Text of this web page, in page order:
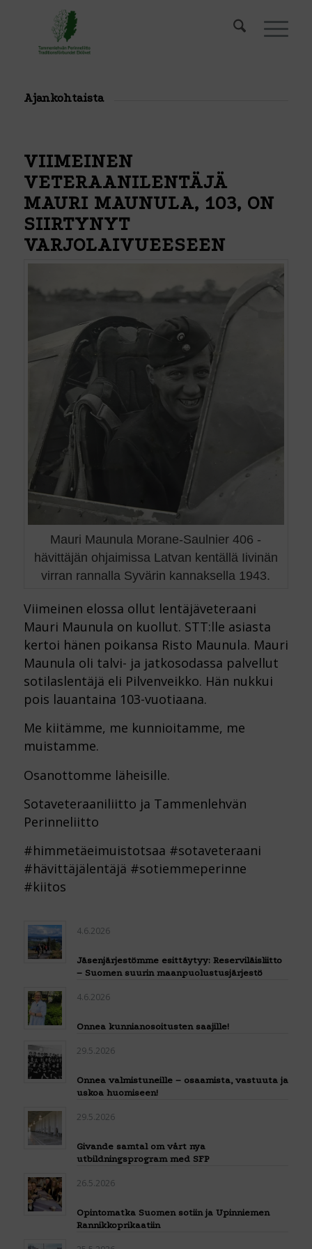
Ajankohtaista
VIIMEINEN
VETERAANILENTÄJÄ
MAURI MAUNULA, 103, ON
SIIRTYNYT
VARJOLAIVUEESEEN
Mauri Maunula Morane-Saulnier 406 -
hävittäjän ohjaimissa Latvan kentällä Iivinän
virran rannalla Syvärin kannaksella 1943.
Viimeinen elossa ollut lentäjäveteraani
Mauri Maunula on kuollut. STT:lle asiasta
kertoi hänen poikansa Risto Maunula. Mauri
Maunula oli talvi- ja jatkosodassa palvellut
sotilaslentäjä eli Pilvenveikko. Hän nukkui
pois lauantaina 103-vuotiaana.
Me kiitämme, me kunnioitamme, me
muistamme.
Osanottomme läheisille.
Sotaveteraaniliitto ja Tammenlehvän
Perinneliitto
#himmetäeimuistotsaa #sotaveteraani
#hävittäjälentäjä #sotiemmeperinne
#kiitos
4.6.2026
Jäsenjärjestömme esittäytyy: Reserviläisliitto
– Suomen suurin maanpuolustusjärjestö
4.6.2026
Onnea kunnianosoitusten saajille!
29.5.2026
Onnea valmistuneille – osaamista, vastuuta ja
uskoa huomiseen!
29.5.2026
Givande samtal om vårt nya
utbildningsprogram med SFP
26.5.2026
Opintomatka Suomen sotiin ja Upinniemen
Rannikkoprikaatiin